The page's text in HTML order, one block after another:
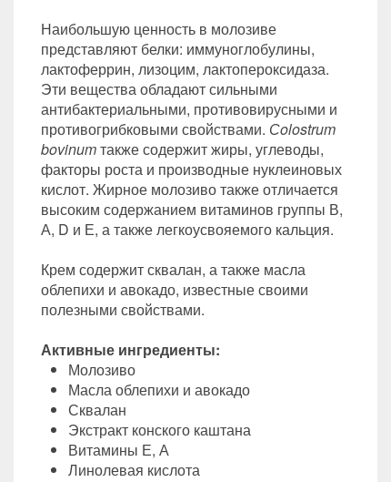
Наибольшую ценность в молозиве
представляют белки: иммуноглобулины,
лактоферрин, лизоцим, лактопероксидаза.
Эти вещества обладают сильными
антибактериальными, противовирусными и
противогрибковыми свойствами. Сolostrum
bovinumтакже содержит жиры, углеводы,
факторы роста и производные нуклеиновых
кислот. Жирное молозиво также отличается
высоким содержанием витаминов группы В,
А, D и Е, а также легкоусвояемого кальция.
Крем содержит сквалан, а также масла
облепихи и авокадо, известные своими
полезными свойствами.
Активные ингредиенты:
Молозиво
Масла облепихи и авокадо
Сквалан
Экстракт конского каштана
Витамины Е, А
Линолевая кислота